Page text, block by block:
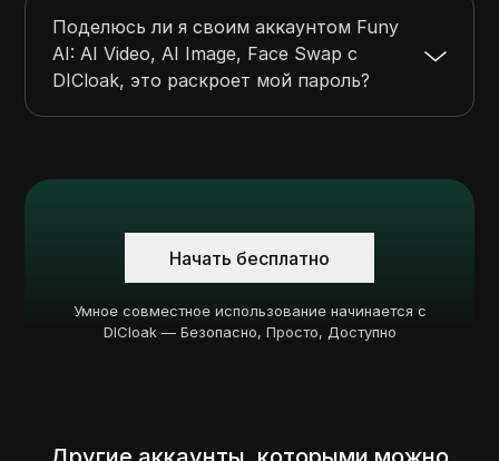
Поделюсь ли я своим аккаунтом Funy
AI: AI Video, AI Image, Face Swap с
DICloak, это раскроет мой пароль?
Начать бесплатно
Умное совместное использование начинается с
DICloak — Безопасно, Просто, Доступно